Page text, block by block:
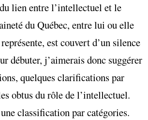
lien entre l’intellectuel et le
du Québec, entre lui ou elle
est couvert d’un silence
débuter, j’aimerais donc suggérer
quelques clarifications par
obtus du rôle de l’intellectuel.
classification par catégories.